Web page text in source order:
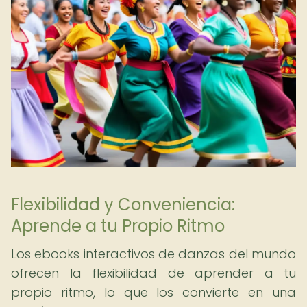
Flexibilidad y Conveniencia:
Aprende a tu Propio Ritmo
Los ebooks interactivos de danzas del mundo
ofrecen la flexibilidad de aprender a tu
propio ritmo, lo que los convierte en una